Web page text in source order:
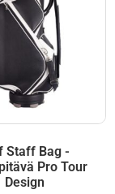
Staff Bag -
Pro Tour
Design